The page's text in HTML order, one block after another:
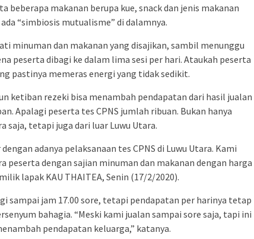
beberapa makanan berupa kue, snack dan jenis makanan
“simbiosis mutualisme” di dalamnya.
minuman dan makanan yang disajikan, sambil menunggu
peserta dibagi ke dalam lima sesi per hari. Ataukah peserta
pastinya memeras energi yang tidak sedikit.
ketiban rezeki bisa menambah pendapatan dari hasil jualan
Apalagi peserta tes CPNS jumlah ribuan. Bukan hanya
saja, tetapi juga dari luar Luwu Utara.
adanya pelaksanaan tes CPNS di Luwu Utara. Kami
peserta dengan sajian minuman dan makanan dengan harga
lapak KAU THAITEA, Senin (17/2/2020).
sampai jam 17.00 sore, tetapi pendapatan per harinya tetap
bahagia. “Meski kami jualan sampai sore saja, tapi ini
pendapatan keluarga,” katanya.